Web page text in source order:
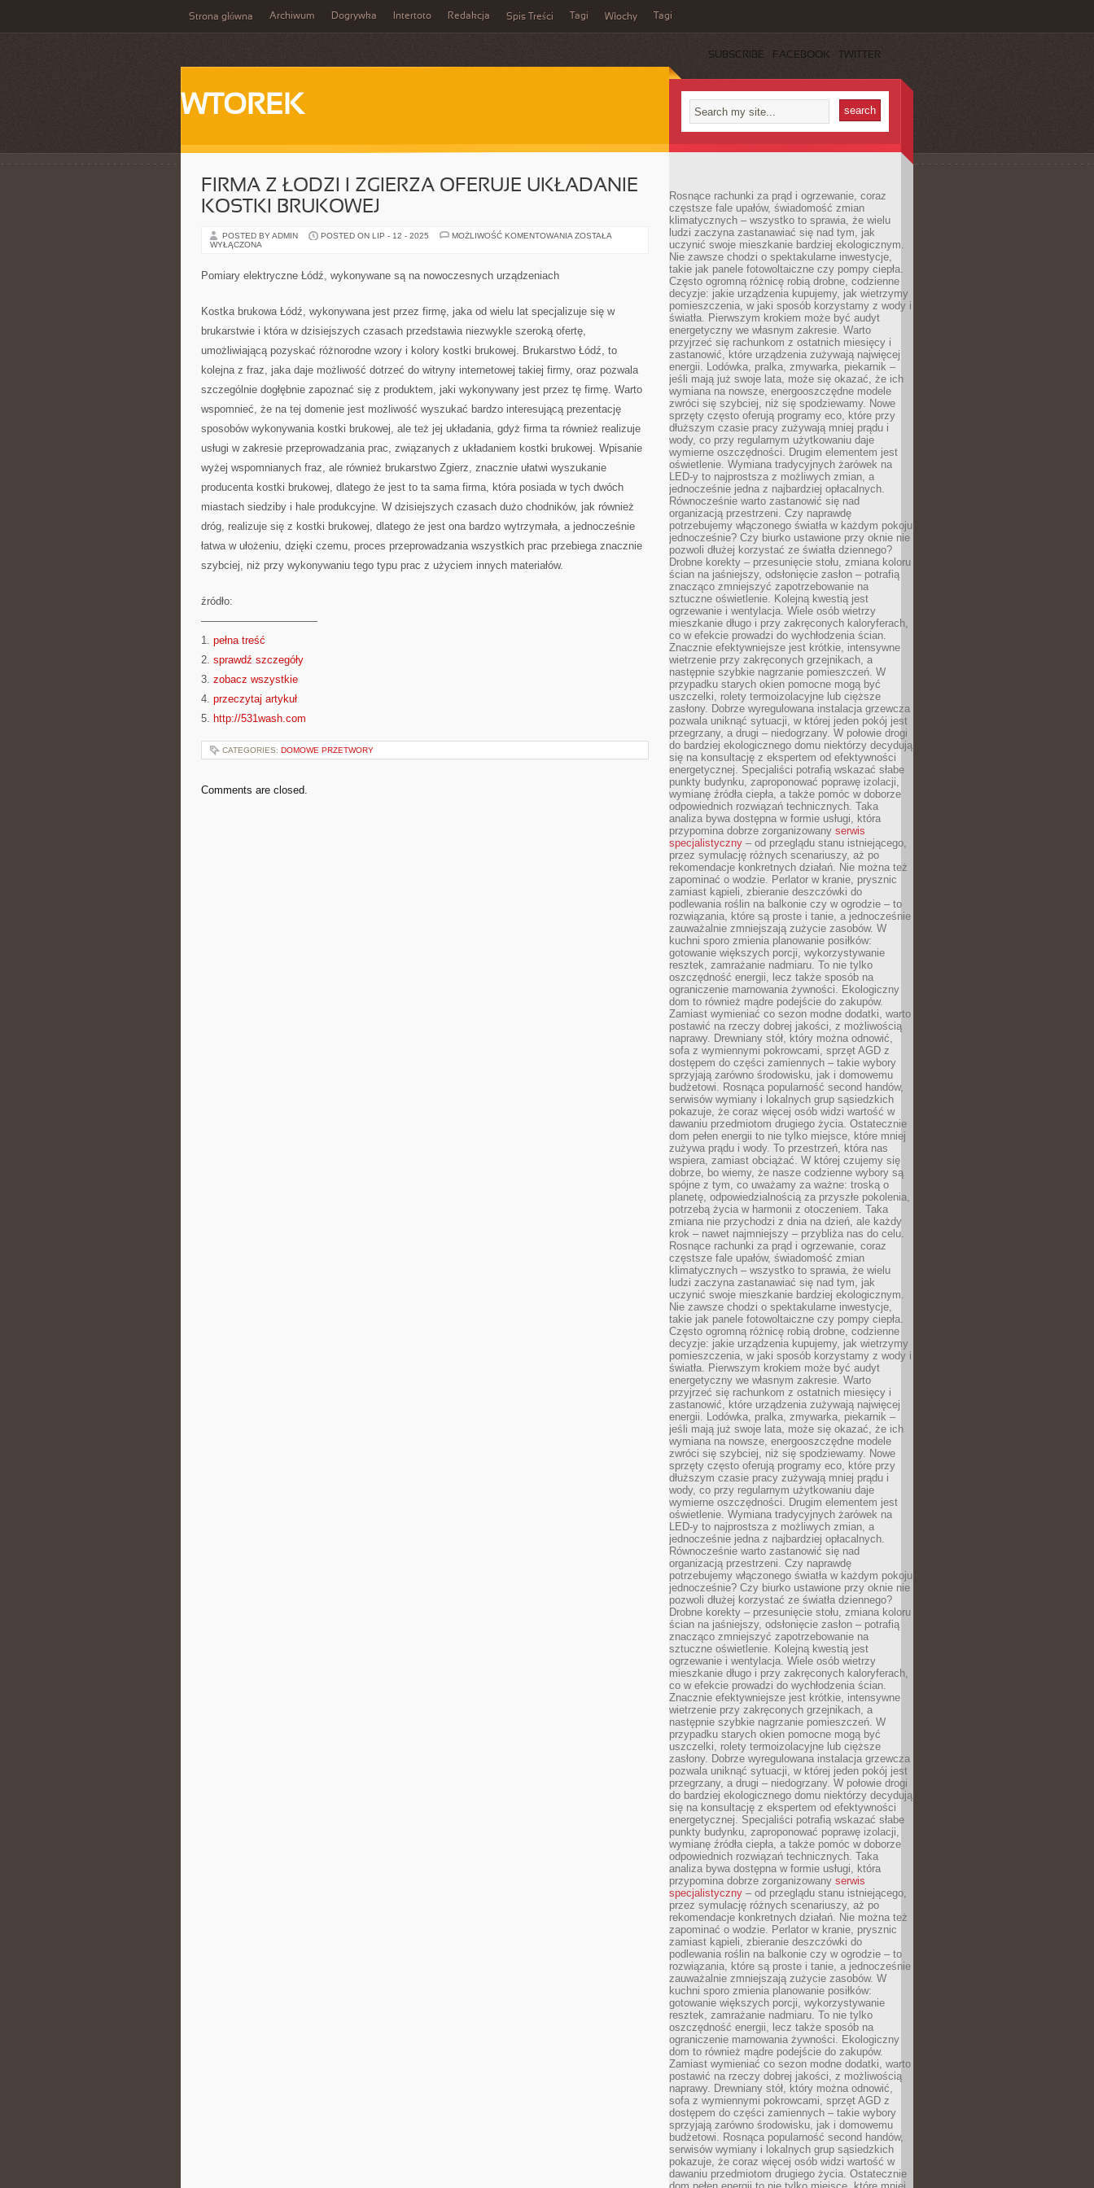
Strona główna Archiwum Dogrywka Intertoto Redakcja Spis Treści Tagi Włochy Tagi
SUBSCRIBE FACEBOOK TWITTER
WTOREK
FIRMA Z ŁODZI I ZGIERZA OFERUJE UKŁADANIE
KOSTKI BRUKOWEJ
POSTED BY ADMIN POSTED ON LIP - 12 - 2025 MOŻLIWOŚĆ KOMENTOWANIA FIRMA
BRUKOWEJ
ZOSTAŁA
WYŁĄCZONA
Pomiary elektryczne Łódź, wykonywane są na nowoczesnych urządzeniach
Kostka brukowa Łódź, wykonywana jest przez firmę, jaka od wielu lat specjalizuje się w
brukarstwie i która w dzisiejszych czasach przedstawia niezwykle szeroką ofertę,
umożliwiającą pozyskać różnorodne wzory i kolory kostki brukowej. Brukarstwo Łódź, to
kolejna z fraz, jaka daje możliwość dotrzeć do witryny internetowej takiej firmy, oraz pozwala
szczególnie dogłębnie zapoznać się z produktem, jaki wykonywany jest przez tę firmę. Warto
wspomnieć, że na tej domenie jest możliwość wyszukać bardzo interesującą prezentację
sposobów wykonywania kostki brukowej, ale też jej układania, gdyż firma ta również realizuje
usługi w zakresie przeprowadzania prac, związanych z układaniem kostki brukowej. Wpisanie
wyżej wspomnianych fraz, ale również brukarstwo Zgierz, znacznie ułatwi wyszukanie
producenta kostki brukowej, dlatego że jest to ta sama firma, która posiada w tych dwóch
miastach siedziby i hale produkcyjne. W dzisiejszych czasach dużo chodników, jak również
dróg, realizuje się z kostki brukowej, dlatego że jest ona bardzo wytrzymała, a jednocześnie
łatwa w ułożeniu, dzięki czemu, proces przeprowadzania wszystkich prac przebiega znacznie
szybciej, niż przy wykonywaniu tego typu prac z użyciem innych materiałów.
źródło:
———————————
1. pełna treść
2. sprawdź szczegóły
3. zobacz wszystkie
4. przeczytaj artykuł
5. http://531wash.com
CATEGORIES: DOMOWE PRZETWORY
Comments are closed.
Rosnące rachunki za prąd i ogrzewanie, coraz
częstsze fale upałów, świadomość zmian
klimatycznych – wszystko to sprawia, że wielu
ludzi zaczyna zastanawiać się nad tym, jak
uczynić swoje mieszkanie bardziej ekologicznym.
Nie zawsze chodzi o spektakularne inwestycje,
takie jak panele fotowoltaiczne czy pompy ciepła.
Często ogromną różnicę robią drobne, codzienne
decyzje: jakie urządzenia kupujemy, jak wietrzymy
pomieszczenia, w jaki sposób korzystamy z wody i
światła. Pierwszym krokiem może być audyt
energetyczny we własnym zakresie. Warto
przyjrzeć się rachunkom z ostatnich miesięcy i
zastanowić, które urządzenia zużywają najwięcej
energii. Lodówka, pralka, zmywarka, piekarnik –
jeśli mają już swoje lata, może się okazać, że ich
wymiana na nowsze, energooszczędne modele
zwróci się szybciej, niż się spodziewamy. Nowe
sprzęty często oferują programy eco, które przy
dłuższym czasie pracy zużywają mniej prądu i
wody, co przy regularnym użytkowaniu daje
wymierne oszczędności. Drugim elementem jest
oświetlenie. Wymiana tradycyjnych żarówek na
LED-y to najprostsza z możliwych zmian, a
jednocześnie jedna z najbardziej opłacalnych.
Równocześnie warto zastanowić się nad
organizacją przestrzeni. Czy naprawdę
potrzebujemy włączonego światła w każdym pokoju
jednocześnie? Czy biurko ustawione przy oknie nie
pozwoli dłużej korzystać ze światła dziennego?
Drobne korekty – przesunięcie stołu, zmiana koloru
ścian na jaśniejszy, odsłonięcie zasłon – potrafią
znacząco zmniejszyć zapotrzebowanie na
sztuczne oświetlenie. Kolejną kwestią jest
ogrzewanie i wentylacja. Wiele osób wietrzy
mieszkanie długo i przy zakręconych kaloryferach,
co w efekcie prowadzi do wychłodzenia ścian.
Znacznie efektywniejsze jest krótkie, intensywne
wietrzenie przy zakręconych grzejnikach, a
następnie szybkie nagrzanie pomieszczeń. W
przypadku starych okien pomocne mogą być
uszczelki, rolety termoizolacyjne lub cięższe
zasłony. Dobrze wyregulowana instalacja grzewcza
pozwala uniknąć sytuacji, w której jeden pokój jest
przegrzany, a drugi – niedogrzany. W połowie drogi
do bardziej ekologicznego domu niektórzy decydują
się na konsultację z ekspertem od efektywności
energetycznej. Specjaliści potrafią wskazać słabe
punkty budynku, zaproponować poprawę izolacji,
wymianę źródła ciepła, a także pomóc w doborze
odpowiednich rozwiązań technicznych. Taka
analiza bywa dostępna w formie usługi, która
przypomina dobrze zorganizowany serwis
specjalistyczny – od przeglądu stanu istniejącego,
przez symulację różnych scenariuszy, aż po
rekomendacje konkretnych działań. Nie można też
zapominać o wodzie. Perlator w kranie, prysznic
zamiast kąpieli, zbieranie deszczówki do
podlewania roślin na balkonie czy w ogrodzie – to
rozwiązania, które są proste i tanie, a jednocześnie
zauważalnie zmniejszają zużycie zasobów. W
kuchni sporo zmienia planowanie posiłków:
gotowanie większych porcji, wykorzystywanie
resztek, zamrażanie nadmiaru. To nie tylko
oszczędność energii, lecz także sposób na
ograniczenie marnowania żywności. Ekologiczny
dom to również mądre podejście do zakupów.
Zamiast wymieniać co sezon modne dodatki, warto
postawić na rzeczy dobrej jakości, z możliwością
naprawy. Drewniany stół, który można odnowić,
sofa z wymiennymi pokrowcami, sprzęt AGD z
dostępem do części zamiennych – takie wybory
sprzyjają zarówno środowisku, jak i domowemu
budżetowi. Rosnąca popularność second handów,
serwisów wymiany i lokalnych grup sąsiedzkich
pokazuje, że coraz więcej osób widzi wartość w
dawaniu przedmiotom drugiego życia. Ostatecznie
dom pełen energii to nie tylko miejsce, które mniej
zużywa prądu i wody. To przestrzeń, która nas
wspiera, zamiast obciążać. W której czujemy się
dobrze, bo wiemy, że nasze codzienne wybory są
spójne z tym, co uważamy za ważne: troską o
planetę, odpowiedzialnością za przyszłe pokolenia,
potrzebą życia w harmonii z otoczeniem. Taka
zmiana nie przychodzi z dnia na dzień, ale każdy
krok – nawet najmniejszy – przybliża nas do celu.
Rosnące rachunki za prąd i ogrzewanie, coraz
częstsze fale upałów, świadomość zmian
klimatycznych – wszystko to sprawia, że wielu
ludzi zaczyna zastanawiać się nad tym, jak
uczynić swoje mieszkanie bardziej ekologicznym.
Nie zawsze chodzi o spektakularne inwestycje,
takie jak panele fotowoltaiczne czy pompy ciepła.
Często ogromną różnicę robią drobne, codzienne
decyzje: jakie urządzenia kupujemy, jak wietrzymy
pomieszczenia, w jaki sposób korzystamy z wody i
światła. Pierwszym krokiem może być audyt
energetyczny we własnym zakresie. Warto
przyjrzeć się rachunkom z ostatnich miesięcy i
zastanowić, które urządzenia zużywają najwięcej
energii. Lodówka, pralka, zmywarka, piekarnik –
jeśli mają już swoje lata, może się okazać, że ich
wymiana na nowsze, energooszczędne modele
zwróci się szybciej, niż się spodziewamy. Nowe
sprzęty często oferują programy eco, które przy
dłuższym czasie pracy zużywają mniej prądu i
wody, co przy regularnym użytkowaniu daje
wymierne oszczędności. Drugim elementem jest
oświetlenie. Wymiana tradycyjnych żarówek na
LED-y to najprostsza z możliwych zmian, a
jednocześnie jedna z najbardziej opłacalnych.
Równocześnie warto zastanowić się nad
organizacją przestrzeni. Czy naprawdę
potrzebujemy włączonego światła w każdym pokoju
jednocześnie? Czy biurko ustawione przy oknie nie
pozwoli dłużej korzystać ze światła dziennego?
Drobne korekty – przesunięcie stołu, zmiana koloru
ścian na jaśniejszy, odsłonięcie zasłon – potrafią
znacząco zmniejszyć zapotrzebowanie na
sztuczne oświetlenie. Kolejną kwestią jest
ogrzewanie i wentylacja. Wiele osób wietrzy
mieszkanie długo i przy zakręconych kaloryferach,
co w efekcie prowadzi do wychłodzenia ścian.
Znacznie efektywniejsze jest krótkie, intensywne
wietrzenie przy zakręconych grzejnikach, a
następnie szybkie nagrzanie pomieszczeń. W
przypadku starych okien pomocne mogą być
uszczelki, rolety termoizolacyjne lub cięższe
zasłony. Dobrze wyregulowana instalacja grzewcza
pozwala uniknąć sytuacji, w której jeden pokój jest
przegrzany, a drugi – niedogrzany. W połowie drogi
do bardziej ekologicznego domu niektórzy decydują
się na konsultację z ekspertem od efektywności
energetycznej. Specjaliści potrafią wskazać słabe
punkty budynku, zaproponować poprawę izolacji,
wymianę źródła ciepła, a także pomóc w doborze
odpowiednich rozwiązań technicznych. Taka
analiza bywa dostępna w formie usługi, która
przypomina dobrze zorganizowany serwis
specjalistyczny – od przeglądu stanu istniejącego,
przez symulację różnych scenariuszy, aż po
rekomendacje konkretnych działań. Nie można też
zapominać o wodzie. Perlator w kranie, prysznic
zamiast kąpieli, zbieranie deszczówki do
podlewania roślin na balkonie czy w ogrodzie – to
rozwiązania, które są proste i tanie, a jednocześnie
zauważalnie zmniejszają zużycie zasobów. W
kuchni sporo zmienia planowanie posiłków:
gotowanie większych porcji, wykorzystywanie
resztek, zamrażanie nadmiaru. To nie tylko
oszczędność energii, lecz także sposób na
ograniczenie marnowania żywności. Ekologiczny
dom to również mądre podejście do zakupów.
Zamiast wymieniać co sezon modne dodatki, warto
postawić na rzeczy dobrej jakości, z możliwością
naprawy. Drewniany stół, który można odnowić,
sofa z wymiennymi pokrowcami, sprzęt AGD z
dostępem do części zamiennych – takie wybory
sprzyjają zarówno środowisku, jak i domowemu
budżetowi. Rosnąca popularność second handów,
serwisów wymiany i lokalnych grup sąsiedzkich
pokazuje, że coraz więcej osób widzi wartość w
dawaniu przedmiotom drugiego życia. Ostatecznie